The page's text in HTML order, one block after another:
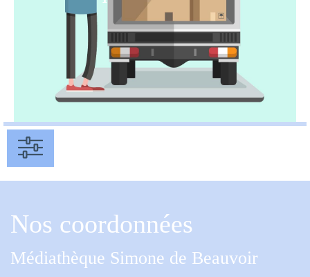
Nos coordonnées
Médiathèque Simone de Beauvoir